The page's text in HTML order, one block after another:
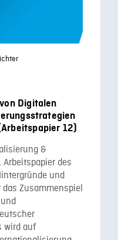
Digitalen
12)
&
des
und
Zusammenspiel
wird auf